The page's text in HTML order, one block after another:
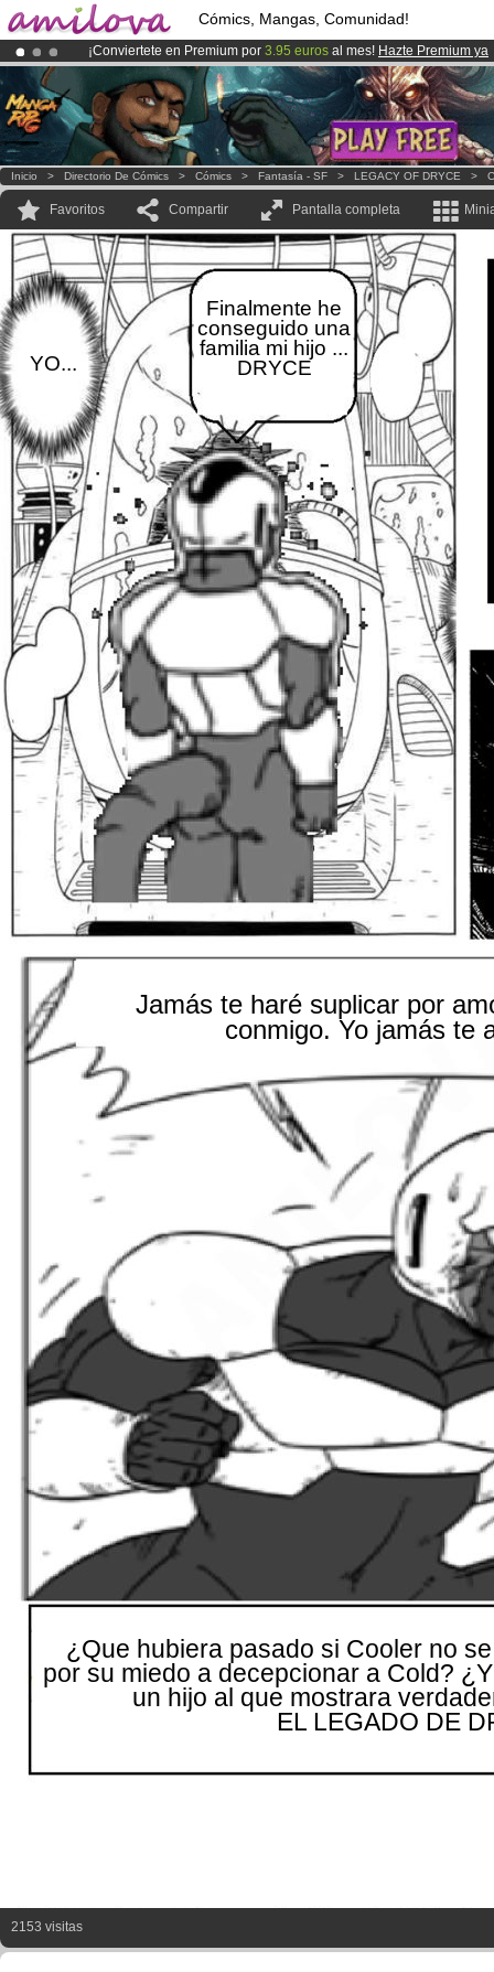
Cómics, Mangas, Comunidad!
¡Conviertete en Premium por 3.95 euros al mes! Hazte Premium ya
¡Ya tenemos 100000miembrosy 1000Cómics y Mangas!.
El Kickstarter Amilova está desormado lanzado!.
Inicio > Directorio De Cómics > Cómics > Fantasía - SF > LEGACY OF DRYCE >
Favoritos Compartir Pantalla completa
Finalmente he
conseguido una
familia mi hijo ...
DRYCE
YO...
Jamás te haré suplicar por
conmigo. Yo jamás te
¿Que hubiera pasado si Cooler no
por su miedo a decepcionar a Cold?
un hijo al que mostrara
EL LEGADO DE
2153 visitas